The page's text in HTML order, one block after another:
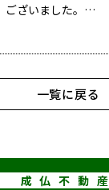
ございました。…
一覧に戻る
成仏不動産